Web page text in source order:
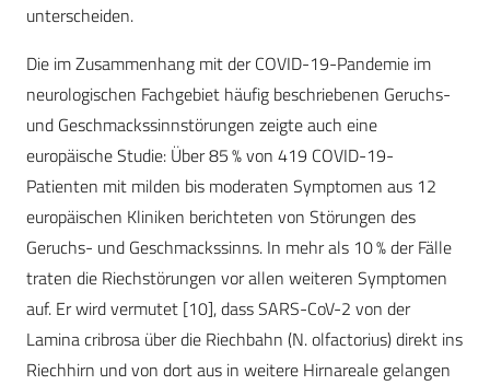
unterscheiden.
Die im Zusammenhang mit der COVID-19-Pandemie im
neurologischen Fachgebiet häufig beschriebenen Geruchs-
und Geschmackssinnstörungen zeigte auch eine
europäische Studie: Über 85 % von 419 COVID-19-
Patienten mit milden bis moderaten Symptomen aus 12
europäischen Kliniken berichteten von Störungen des
Geruchs- und Geschmackssinns. In mehr als 10 % der Fälle
traten die Riechstörungen vor allen weiteren Symptomen
auf. Er wird vermutet [10], dass SARS-CoV-2 von der
Lamina cribrosa über die Riechbahn (N. olfactorius) direkt ins
Riechhirn und von dort aus in weitere Hirnareale gelangen